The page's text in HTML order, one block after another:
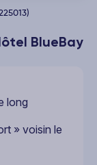
BlueBay
long
» voisin le